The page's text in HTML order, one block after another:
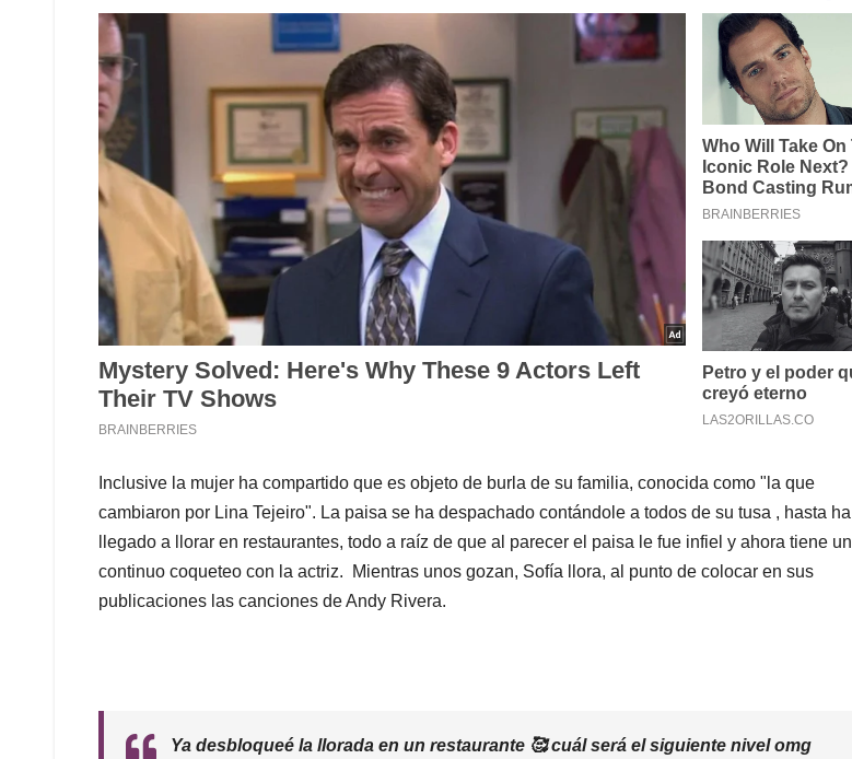
Inclusive la mujer ha compartido que es objeto de burla de su familia, conocida como "la que
cambiaron por Lina Tejeiro". La paisa se ha despachado contándole a todos de su tusa , hasta ha
llegado a llorar en restaurantes, todo a raíz de que al parecer el paisa le fue infiel y ahora tiene un
continuo coqueteo con la actriz. Mientras unos gozan, Sofía llora, al punto de colocar en sus
publicaciones las canciones de Andy Rivera.
Ya desbloqueé la llorada en un restaurante 🥰 cuál será el siguiente nivel omg